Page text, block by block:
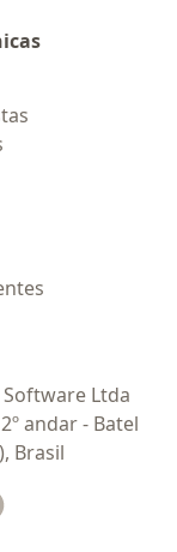
Ltda
andar - Batel
Brasil
separador
num novo